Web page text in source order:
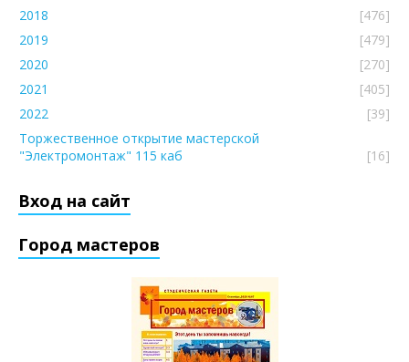
2018
[476]
2019
[479]
2020
[270]
2021
[405]
2022
[39]
Торжественное открытие мастерской
"Электромонтаж" 115 каб
[16]
Вход на сайт
Город мастеров